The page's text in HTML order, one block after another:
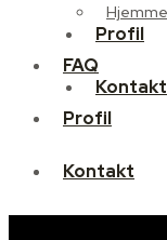
Profil
Kontakt
FAQ
Profil
Kontakt